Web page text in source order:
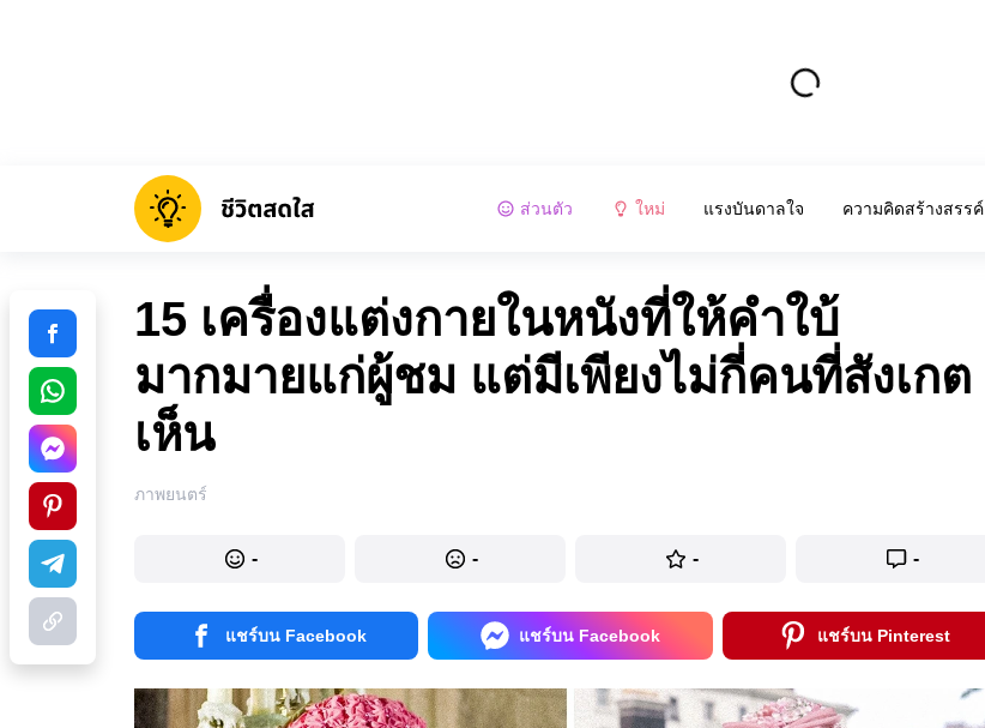
ส่วนตัว ใหม่ แรงบันดาลใจ ความคิดสร้างสรรค์
15 เครื่องแต่งกายในหนังที่ให้คำใบ้
มากมายแก่ผู้ชม แต่มีเพียงไม่กี่คนที่สังเกต
เห็น
ภาพยนตร์
- - - -
แชร์บน Facebook แชร์บน Facebook แชร์บน Pinterest